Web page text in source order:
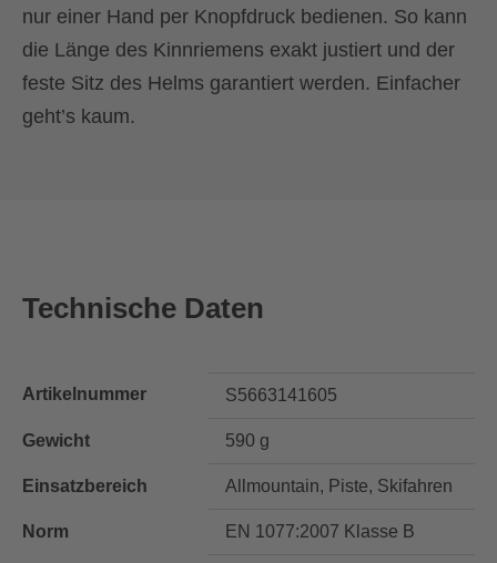
nur einer Hand per Knopfdruck bedienen. So kann
die Länge des Kinnriemens exakt justiert und der
feste Sitz des Helms garantiert werden. Einfacher
geht’s kaum.
Technische Daten
Artikelnummer S5663141605
Gewicht 590 g
Einsatzbereich Allmountain, Piste, Skifahren
Norm EN 1077:2007 Klasse B